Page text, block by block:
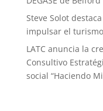
Steve Solot
impulsar el
LATC anuncia la
Consultivo
social “Haciendo